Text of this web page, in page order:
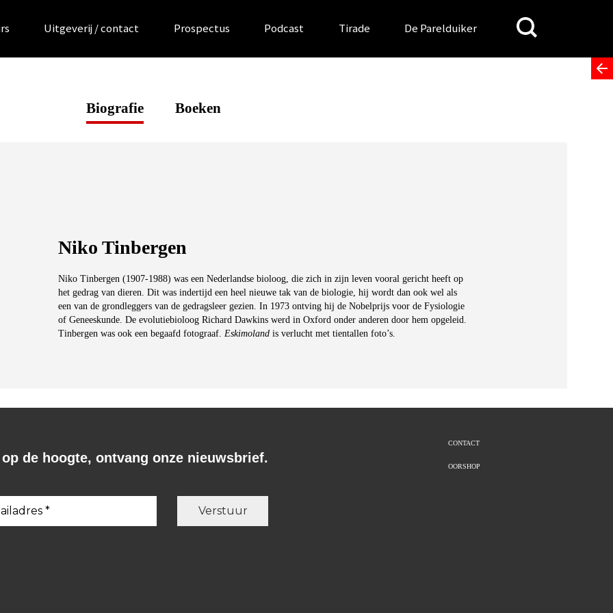
Uitgeverij / contact Prospectus Podcast Tirade De Parelduiker
Search
for:
Biografie Boeken
Niko Tinbergen
Niko Tinbergen (1907-1988) was een Nederlandse bioloog, die zich in zijn leven vooral gericht heeft op
het gedrag van dieren. Dit was indertijd een heel nieuwe tak van de biologie, hij wordt dan ook wel als
een van de grondleggers van de gedragsleer gezien. In 1973 ontving hij de Nobelprijs voor de Fysiologie
of Geneeskunde. De evolutiebioloog Richard Dawkins werd in Oxford onder anderen door hem opgeleid.
Tinbergen was ook een begaafd fotograaf. Eskimolandis verlucht met tientallen foto’s.
de hoogte, ontvang onze nieuwsbrief.
CONTACT
OORSHOP